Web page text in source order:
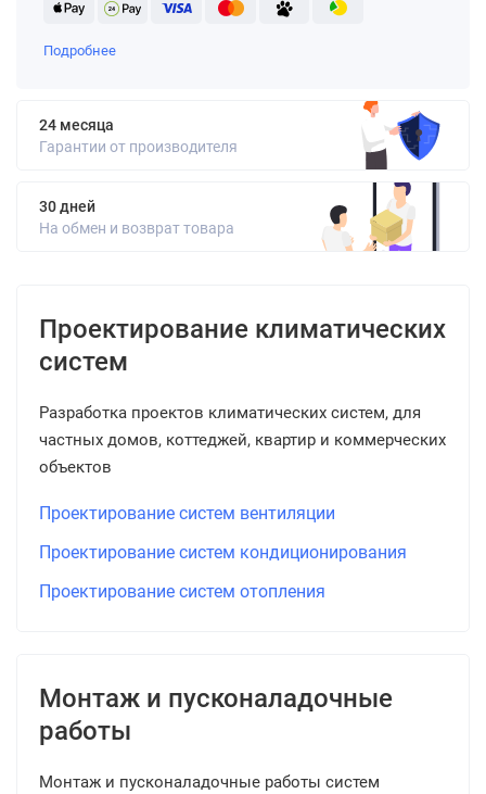
Подробнее
24 месяца
Гарантии от производителя
30 дней
На обмен и возврат товара
Проектирование климатических
систем
Разработка проектов климатических систем, для
частных домов, коттеджей, квартир и коммерческих
объектов
Проектирование систем вентиляции
Проектирование систем кондиционирования
Проектирование систем отопления
Монтаж и пусконаладочные
работы
Монтаж и пусконаладочные работы систем